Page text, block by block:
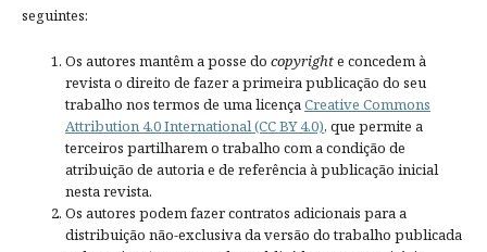
seguintes:
Os autores mantêm a posse do copyrighte concedem à
revista o direito de fazer a primeira publicação do seu
trabalho nos termos de uma licençaCreative Commons
Attribution 4.0 International (CC BY 4.0), que permite a
terceiros partilharem o trabalho com a condição de
atribuição de autoria e de referência à publicação inicial
nesta revista.
Os autores podem fazer contratos adicionais para a
distribuição não-exclusiva da versão do trabalho publicada